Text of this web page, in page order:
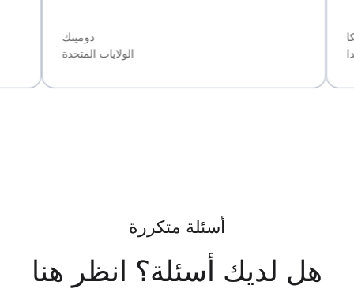
الولايات المتحدة
أسئلة متكررة
هل لديك أسئلة؟ انظر هنا